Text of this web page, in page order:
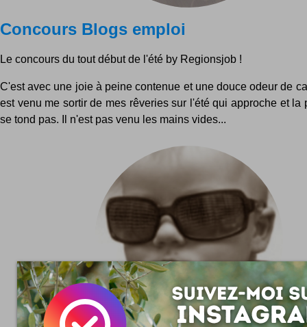
Concours Blogs emploi
Le concours du tout début de l'été by Regionsjob !
C'est avec une joie à peine contenue et une douce odeur de
est venu me sortir de mes rêveries sur l'été qui approche et la
se tond pas. Il n'est pas venu les mains vides...